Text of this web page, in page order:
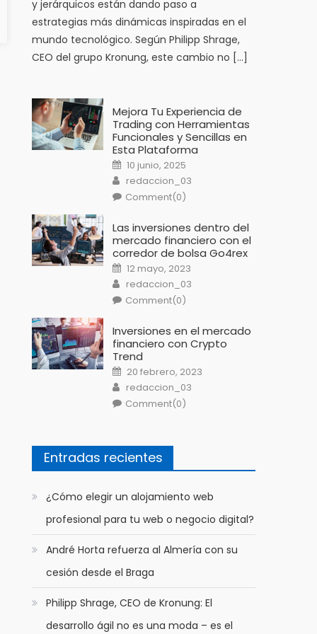
y jerárquicos están dando paso a
estrategias más dinámicas inspiradas en el
mundo tecnológico. Según Philipp Shrage,
CEO del grupo Kronung, este cambio no […]
Mejora Tu Experiencia de
Trading con Herramientas
Funcionales y Sencillas en
Esta Plataforma
Posted
on
10 junio, 2025
Author
redaccion_03
Comment(0)
Las inversiones dentro del
mercado financiero con el
corredor de bolsa Go4rex
Posted
on
12 mayo, 2023
Author
redaccion_03
Comment(0)
Inversiones en el mercado
financiero con Crypto
Trend
Posted
on
20 febrero, 2023
Author
redaccion_03
Comment(0)
Entradas recientes
​¿Cómo elegir un alojamiento web
profesional para tu web o negocio digital?
André Horta refuerza al Almería con su
cesión desde el Braga
Philipp Shrage, CEO de Kronung: El
desarrollo ágil no es una moda – es el